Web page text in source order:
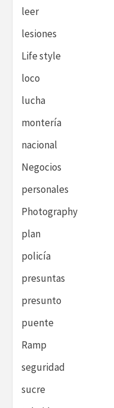
leer
lesiones
Life style
loco
lucha
montería
nacional
Negocios
personales
Photography
plan
policía
presuntas
presunto
puente
Ramp
seguridad
sucre